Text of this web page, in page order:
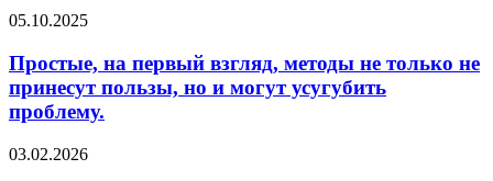
Сети
Простые,
первый
взгляд,
методы
не
не
05.10.2025
Простые, на первый взгляд, методы не только не
принесут пользы, но и могут усугубить
проблему.
ВОЗ:
03.02.2026